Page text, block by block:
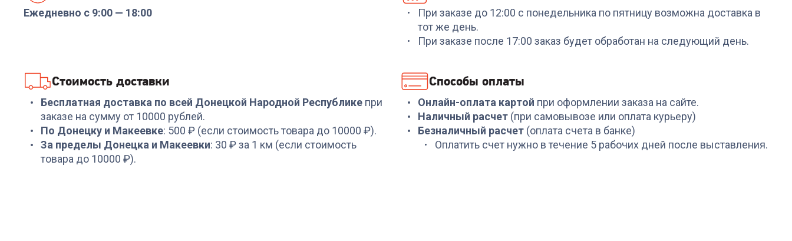
Ежедневно с 9:00 — 18:00
При заказе до 12:00 с понедельника по пятницу возможна доставка в
тот же день.
При заказе после 17:00 заказ будет обработан на следующий день.
Стоимость доставки
Бесплатная доставка по всей Донецкой Народной Республике при
заказе на сумму от 10000 рублей.
По Донецку и Макеевке: 500 ₽ (если стоимость товара до 10000 ₽).
За пределы Донецка и Макеевки: 30 ₽ за 1 км (если стоимость
товара до 10000 ₽).
Способы оплаты
Онлайн-оплата картой при оформлении заказа на сайте.
Наличный расчет (при самовывозе или оплата курьеру)
Безналичный расчет (оплата счета в банке)
Оплатить счет нужно в течение 5 рабочих дней после выставления.